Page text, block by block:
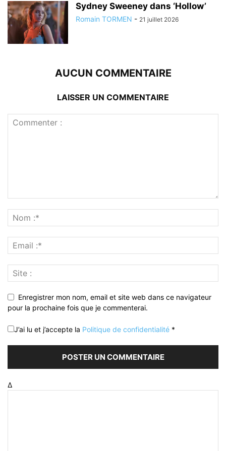
Sydney Sweeney dans ‘Hollow’
Romain TORMEN - 21 juillet 2026
AUCUN COMMENTAIRE
LAISSER UN COMMENTAIRE
Enregistrer mon nom, email et site web dans ce navigateur
pour la prochaine fois que je commenterai.
J’ai lu et j’accepte la Politique de confidentialité *
Δ